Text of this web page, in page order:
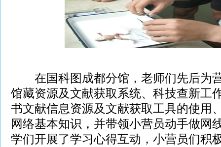
在国科图成都分馆，老师们先后为
馆藏资源及文献获取系统、科技查新工
书文献信息资源及文献获取工具的使用
网络基本知识，并带领小营员动手做网
学们开展了学习心得互动，小营员们积